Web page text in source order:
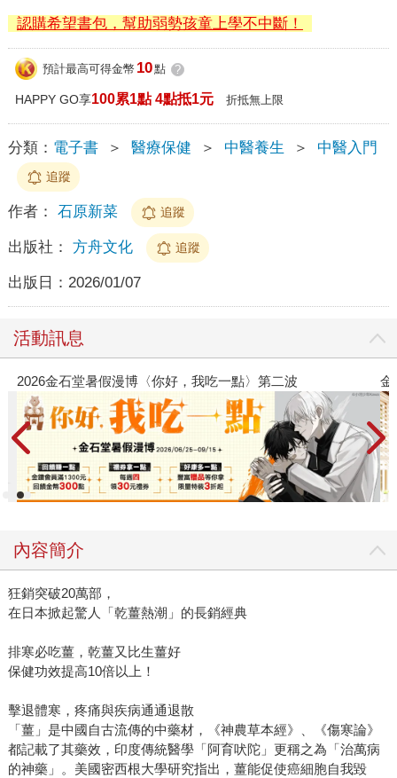
認購希望書包，幫助弱勢孩童上學不中斷！
預計最高可得金幣 10點 ?
HAPPY GO享100累1點 4點抵1元 折抵無上限
分類： 電子書 ＞ 醫療保健 ＞ 中醫養生 ＞ 中醫入門
追蹤
作者： 石原新菜 追蹤
出版社： 方舟文化 追蹤
出版日： 2026/01/07
活動訊息
2026金石堂暑假漫博〈你好，我吃一點〉第二波 金
內容簡介
狂銷突破20萬部，
在日本掀起驚人「乾薑熱潮」的長銷經典
排寒必吃薑，乾薑又比生薑好
保健功效提高10倍以上！
擊退體寒，疼痛與疾病通通退散
「薑」是中國自古流傳的中藥材，《神農草本經》、《傷寒論》
都記載了其藥效，印度傳統醫學「阿育吠陀」更稱之為「治萬病
的神藥」。美國密西根大學研究指出，薑能促使癌細胞自我毀